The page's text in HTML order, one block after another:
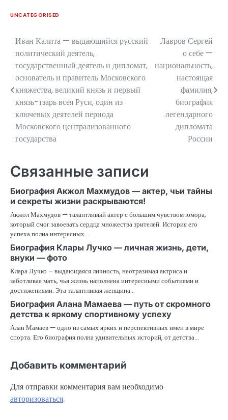
UNCATEGORISED
Навигация
по
записям
Иван Калита — выдающийся русский
политический деятель,
государственный деятель и дипломат,
основатель и правитель Московского
княжества, великий князь и первый
князь-тзарь всея Руси, один из
ключевых деятелей периода
Московского централизованного
государства
Лавров Сергей
о себе —
национальность,
настоящая
фамилия,
биография
легендарного
дипломата
России
Связанные записи
Биография Акжол Махмудов — актер, чьи тайны
и секреты жизни раскрываются!
Акжол Махмудов — талантливый актер с большим чувством юмора,
который смог завоевать сердца множества зрителей. История его
успеха полна интересных…
Биография Клары Лучко — личная жизнь, дети,
внуки — фото
Клара Лучко – выдающаяся личность, неотразимая актриса и
заботливая мать, чья жизнь наполнена интересными событиями и
достижениями. Эта талантливая женщина…
Биография Алана Мамаева — путь от скромного
детства к яркому спортивному успеху
Алан Мамаев — одно из самых ярких и перспективных имен в мире
спорта. Его биография полна удивительных историй, от детства…
Добавить комментарий
Для отправки комментария вам необходимо
авторизоваться.